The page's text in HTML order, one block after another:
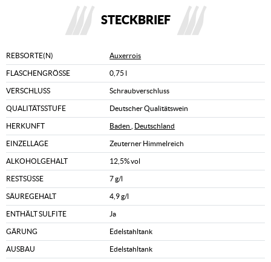
STECKBRIEF
REBSORTE(N) Auxerrois
FLASCHENGRÖSSE 0,75 l
VERSCHLUSS Schraubverschluss
QUALITÄTSSTUFE Deutscher Qualitätswein
HERKUNFT Baden Deutschland
EINZELLAGE Zeuterner Himmelreich
ALKOHOLGEHALT 12,5% vol
RESTSÜSSE 7 g/l
SÄUREGEHALT 4,9 g/l
ENTHÄLT SULFITE Ja
GÄRUNG Edelstahltank
AUSBAU Edelstahltank